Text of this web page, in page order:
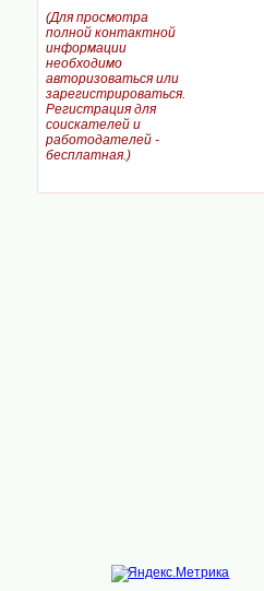
(Для просмотра
полной контактной
информации
необходимо
авторизоваться или
зарегистрироваться.
Регистрация для
соискателей и
работодателей -
бесплатная.)